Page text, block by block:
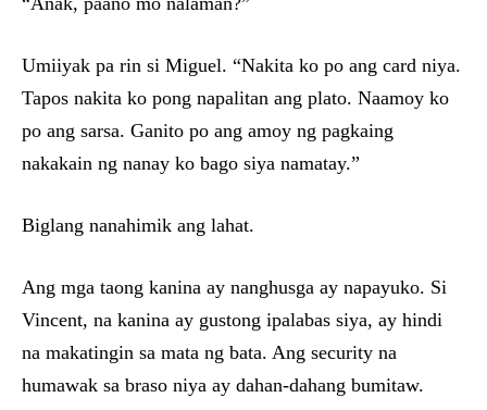
Umiiyak pa rin si Miguel. “Nakita ko po ang card niya.
Tapos nakita ko pong napalitan ang plato. Naamoy ko
po ang sarsa. Ganito po ang amoy ng pagkaing
nakakain ng nanay ko bago siya namatay.”
Biglang nanahimik ang lahat.
Ang mga taong kanina ay nanghusga ay napayuko. Si
Vincent, na kanina ay gustong ipalabas siya, ay hindi
na makatingin sa mata ng bata. Ang security na
humawak sa braso niya ay dahan-dahang bumitaw.